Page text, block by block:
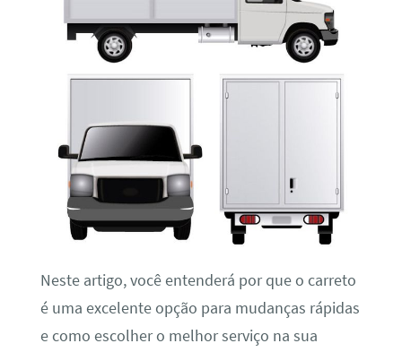
Neste artigo, você entenderá por que o carreto
é uma excelente opção para mudanças rápidas
e como escolher o melhor serviço na sua